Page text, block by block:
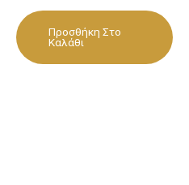
Προσθήκη Στο
Καλάθι